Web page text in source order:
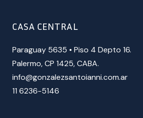
CASA CENTRAL
Paraguay 5635 • Piso 4 Depto 16.
Palermo, CP 1425, CABA.
info@gonzalezsantoianni.com.ar
11 6236-5146